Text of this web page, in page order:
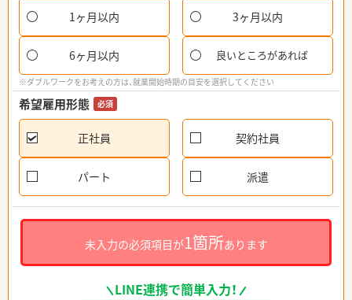
1ヶ月以内 3ヶ月以内
6ヶ月以内 良いところがあれば
※ダブルワークをお考えの方は、就業開始時期の目安を選択してください
希望雇用形態 必須
正社員 契約社員
パート 派遣
未入力の必須項目が1箇所あります
LINE連携で簡単入力！